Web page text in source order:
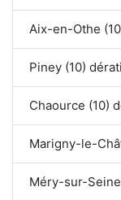
Aix-en-Othe
Piney (10)
Chaource (10)
Marigny-le-
Méry-sur-